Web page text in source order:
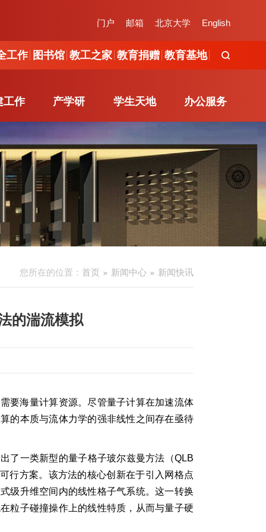
工作
织概况
建活动
务指南
产学研
产学研简介
校企合作
地方研究院
职能办公室
学生天地
新闻动态
通知发布
公示信息
学工队伍
办事指南
办公服务
学院办公室
办事流程
在线办公
制度规范
门户 邮箱 北京大学 English
工作 图书馆 教工之家 教育捐赠 教育基地
工作 产学研 学生天地 办公服务
您所在的位置： 首页 新闻中心 新闻快讯
的湍流模拟
要海量计算资源。尽管量子计算在加速流体
的本质与流体力学的强非线性之间存在亟待
了一类新型的量子格子玻尔兹曼方法（QLB
行方案。该方法的核心创新在于引入网格点
级升维空间内的线性格子气系统。这一转换
粒子碰撞操作上的线性特质，从而与量子硬